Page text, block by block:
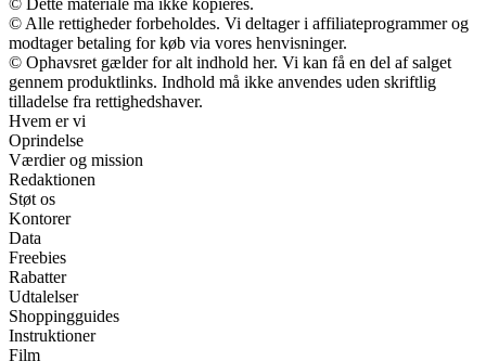
© Alle rettigheder forbeholdes. Vi deltager i affiliateprogrammer og
modtager betaling for køb via vores henvisninger.
© Ophavsret gælder for alt indhold her. Vi kan få en del af salget
gennem produktlinks. Indhold må ikke anvendes uden skriftlig
tilladelse fra rettighedshaver.
Hvem er vi
Oprindelse
Værdier og mission
Redaktionen
Støt os
Kontorer
Data
Freebies
Rabatter
Udtalelser
Shoppingguides
Instruktioner
Film